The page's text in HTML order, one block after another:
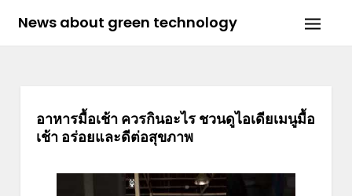
News about green technology
อาหารมื้อเช้า ควรกินอะไร ชวนดูไอเดียเมนูมื้อ
เช้า อร่อยและดีต่อสุขภาพ